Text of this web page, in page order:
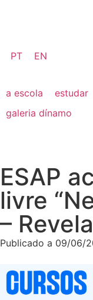
PT EN
a escola estudar
galeria dínamo
ESAP
livre
–
Publicado a 09/06/